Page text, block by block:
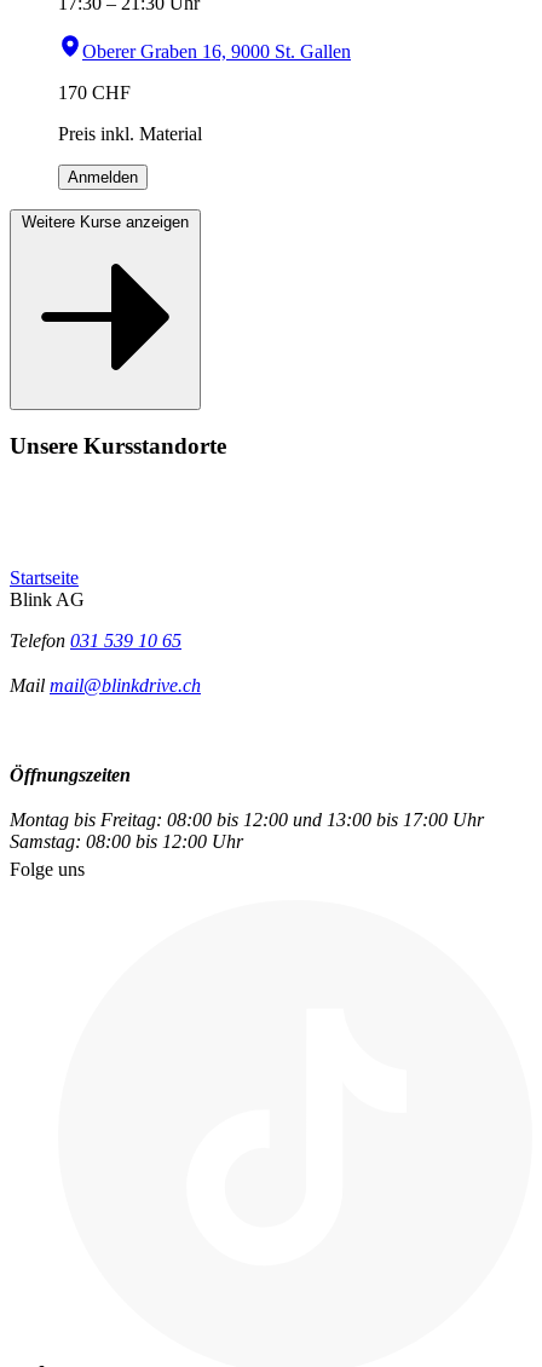
Oberer Graben 16, 9000 St. Gallen
170 CHF
Preis inkl. Material
Anmelden
Weitere Kurse anzeigen
Unsere Kursstandorte
Startseite
Blink AG
Telefon 031 539 10 65
Mail mail@blinkdrive.ch
Öffnungszeiten
Montag bis Freitag: 08:00 bis 12:00 und 13:00 bis 17:00 Uhr
Samstag: 08:00 bis 12:00 Uhr
Folge uns